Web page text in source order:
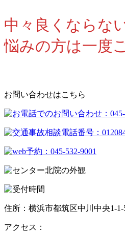
中々良くならな
悩みの方は一度
お問い合わせはこちら
住所：横浜市都筑区中川中央1-1-
アクセス：